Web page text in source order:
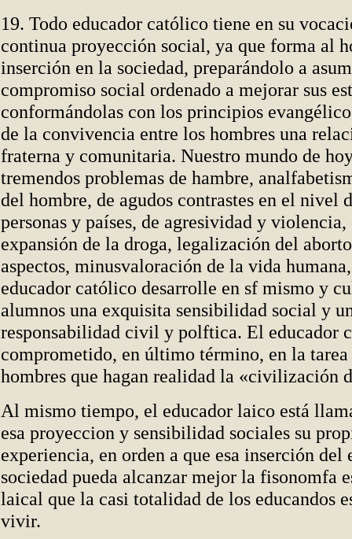
19. Todo educador católico tiene en su
continua proyección social, ya que forma al
inserción en la sociedad, preparándolo a
compromiso social ordenado a mejorar sus
conformándolas con los principios
de la convivencia entre los hombres una
fraterna y comunitaria. Nuestro mundo de
tremendos problemas de hambre,
del hombre, de agudos contrastes en el nivel
personas y países, de agresividad y
expansión de la droga, legalización del
aspectos, minusvaloración de la vida
educador católico desarrolle en sf mismo y
alumnos una exquisita sensibilidad social y
responsabilidad civil y polftica. El educador
comprometido, en último término, en la
hombres que hagan realidad la «civilización
Al mismo tiempo, el educador laico está
esa proyeccion y sensibilidad sociales su
experiencia, en orden a que esa inserción del
sociedad pueda alcanzar mejor la fisonomfa
laical que la casi totalidad de los educandos
vivir.